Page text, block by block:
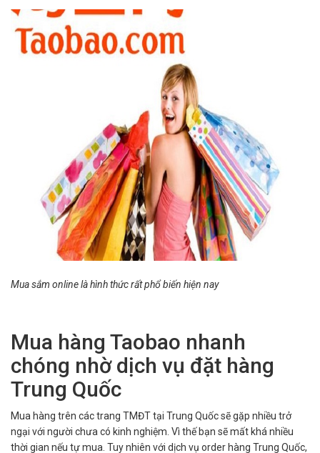
Mua sắm online là hình thức rất phổ biến hiện nay
Mua hàng Taobao nhanh
chóng nhờ dịch vụ đặt hàng
Trung Quốc
Mua hàng trên các trang TMĐT tại Trung Quốc sẽ gặp nhiều trở
ngại với người chưa có kinh nghiệm. Vì thế bạn sẽ mất khá nhiều
thời gian nếu tự mua. Tuy nhiên với dịch vụ order hàng Trung Quốc,